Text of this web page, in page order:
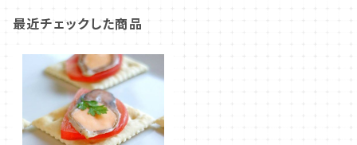
最近チェックした商品